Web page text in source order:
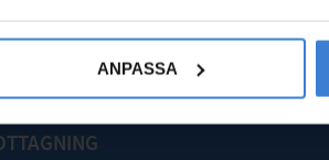
ANPASSA